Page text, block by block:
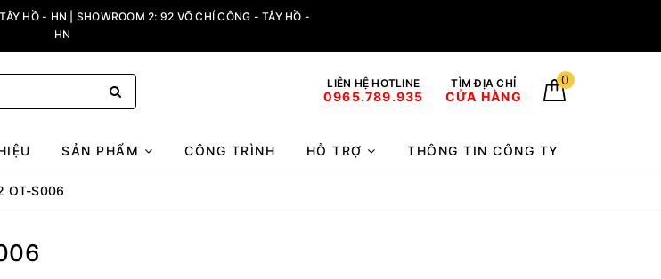
HỒ - HN | SHOWROOM 2: 92 VÕ CHÍ CÔNG - TÂY HỒ -
HN
LIÊN HỆ HOTLINE
0965.789.935
TÌM ĐỊA CHỈ
CỬA HÀNG
0
SẢN PHẨM CÔNG TRÌNH HỖ TRỢ THÔNG TIN CÔNG TY
OT-S006